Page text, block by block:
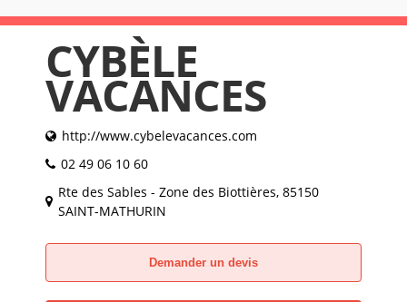
CYBÈLE
VACANCES
http://www.cybelevacances.com
02 49 06 10 60
Rte des Sables - Zone des Biottières, 85150
SAINT-MATHURIN
Demander un devis